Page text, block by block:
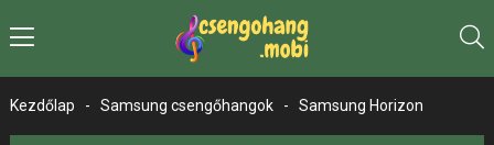
Kezdőlap - Samsung csengőhangok - Samsung Horizon